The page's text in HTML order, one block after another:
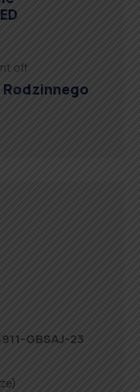
off
Rodzinnego
GBSAJ-23